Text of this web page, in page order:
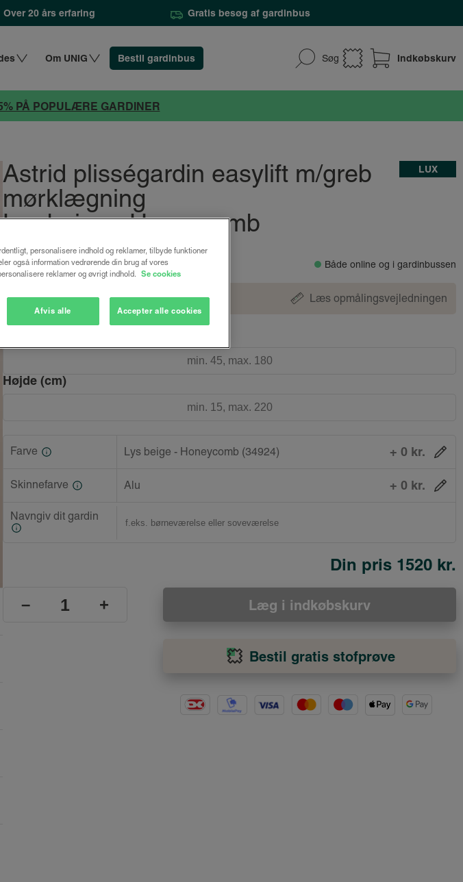
Over 20 års erfaring Gratis besøg af gardinbus
Søg Indkøbskurv
Om UNIG Bestil gardinbus
PÅ POPULÆRE GARDINER
Astrid plisségardin easylift m/greb
mørklægning
Lys beige - Honeycomb
LUX
fra1520 kr. Både online og i gardinbussen
Design dit gardin Læs opmålingsvejledningen
Højde (cm)
Farve Lys beige - Honeycomb (34924) + 0 kr.
Skinnefarve Alu + 0 kr.
Navngiv dit gardin
Din pris 1520 kr.
– + Læg i indkøbskurv
Bestil gratis stofprøve
personalisere indhold og reklamer, tilbyde funktioner
også information vedrørende din brug af vores
reklamer og øvrigt indhold. Se cookies
Afvis alle Accepter alle cookies